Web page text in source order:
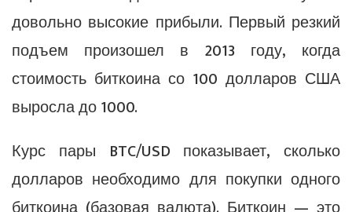
довольно высокие прибыли. Первый резкий
подъем произошел в 2013 году, когда
стоимость биткоина со 100 долларов США
выросла до 1000.
Курс пары BTC/USD показывает, сколько
долларов необходимо для покупки одного